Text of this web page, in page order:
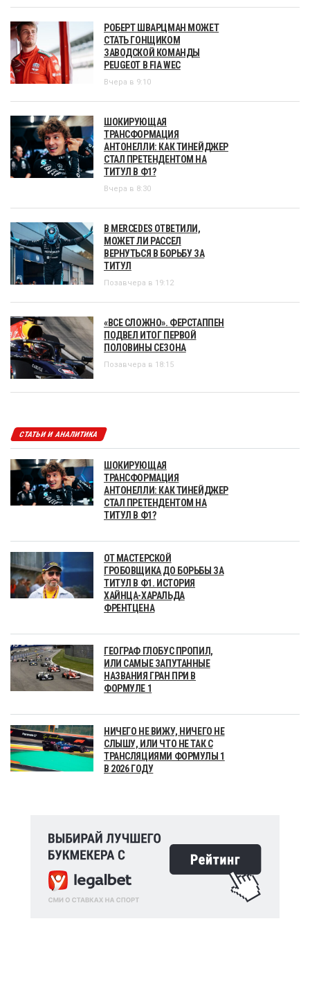
РОБЕРТ ШВАРЦМАН МОЖЕТ
СТАТЬ ГОНЩИКОМ
ЗАВОДСКОЙ КОМАНДЫ
PEUGEOT В FIA WEC
Вчера в 9:10
ШОКИРУЮЩАЯ
ТРАНСФОРМАЦИЯ
АНТОНЕЛЛИ: КАК ТИНЕЙДЖЕР
СТАЛ ПРЕТЕНДЕНТОМ НА
ТИТУЛ В Ф1?
Вчера в 8:30
В MERCEDES ОТВЕТИЛИ,
МОЖЕТ ЛИ РАССЕЛ
ВЕРНУТЬСЯ В БОРЬБУ ЗА
ТИТУЛ
Позавчера в 19:12
«ВСЕ СЛОЖНО». ФЕРСТАППЕН
ПОДВЕЛ ИТОГ ПЕРВОЙ
ПОЛОВИНЫ СЕЗОНА
Позавчера в 18:15
СТАТЬИ И АНАЛИТИКА
ШОКИРУЮЩАЯ
ТРАНСФОРМАЦИЯ
АНТОНЕЛЛИ: КАК ТИНЕЙДЖЕР
СТАЛ ПРЕТЕНДЕНТОМ НА
ТИТУЛ В Ф1?
ОТ МАСТЕРСКОЙ
ГРОБОВЩИКА ДО БОРЬБЫ ЗА
ТИТУЛ В Ф1. ИСТОРИЯ
ХАЙНЦА-ХАРАЛЬДА
ФРЕНТЦЕНА
ГЕОГРАФ ГЛОБУС ПРОПИЛ,
ИЛИ САМЫЕ ЗАПУТАННЫЕ
НАЗВАНИЯ ГРАН ПРИ В
ФОРМУЛЕ 1
НИЧЕГО НЕ ВИЖУ, НИЧЕГО НЕ
СЛЫШУ, ИЛИ ЧТО НЕ ТАК С
ТРАНСЛЯЦИЯМИ ФОРМУЛЫ 1
В 2026 ГОДУ